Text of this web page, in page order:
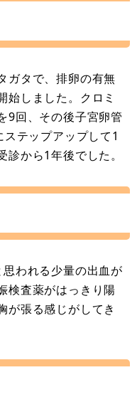
ガタで、排卵の有無
始しました。クロミ
9回、その後子宮卵管
テップアップして1
から1年後でした。
われる少量の出血が
検査薬がはっきり陽
が張る感じがしてき